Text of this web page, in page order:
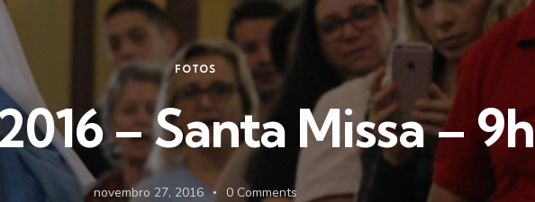
FOTOS
– Santa Missa – 9h
novembro 27, 2016 0 Comments